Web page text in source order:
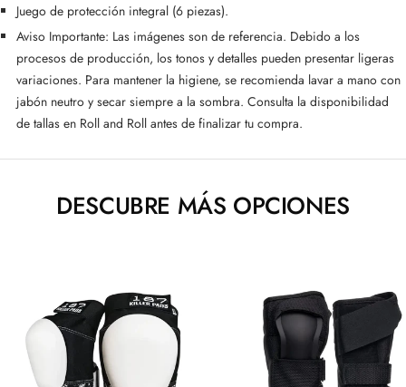
Juego de protección integral (6 piezas).
Aviso Importante: Las imágenes son de referencia. Debido a los
procesos de producción, los tonos y detalles pueden presentar ligeras
variaciones. Para mantener la higiene, se recomienda lavar a mano con
jabón neutro y secar siempre a la sombra. Consulta la disponibilidad
de tallas en Roll and Rollantes de finalizar tu compra.
DESCUBRE MÁS OPCIONES